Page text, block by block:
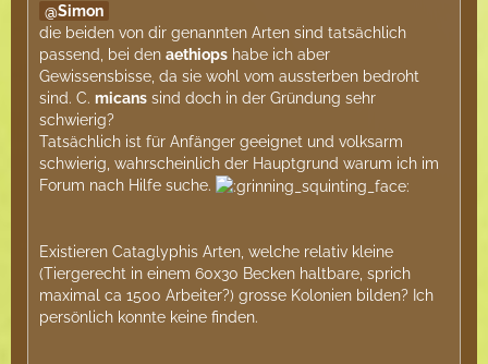
Simon
die beiden von dir genannten Arten sind tatsächlich
passend, bei den aethiops habe ich aber
Gewissensbisse, da sie wohl vom aussterben bedroht
sind. C. micans sind doch in der Gründung sehr
schwierig?
Tatsächlich ist für Anfänger geeignet und volksarm
schwierig, wahrscheinlich der Hauptgrund warum ich im
Forum nach Hilfe suche.
Existieren Cataglyphis Arten, welche relativ kleine
(Tiergerecht in einem 60x30 Becken haltbare, sprich
maximal ca 1500 Arbeiter?) grosse Kolonien bilden? Ich
persönlich konnte keine finden.